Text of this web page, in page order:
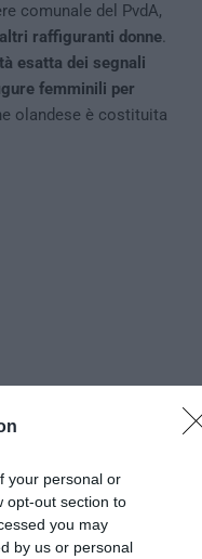
your personal or
opt-out section to
you may
by us or personal
comunale del PvdA,
raffiguranti donne.
esatta dei segnali
femminili per
olandese è costituita